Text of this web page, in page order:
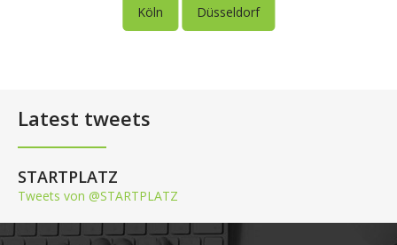
Köln Düsseldorf
Latest tweets
STARTPLATZ
Tweets von @STARTPLATZ